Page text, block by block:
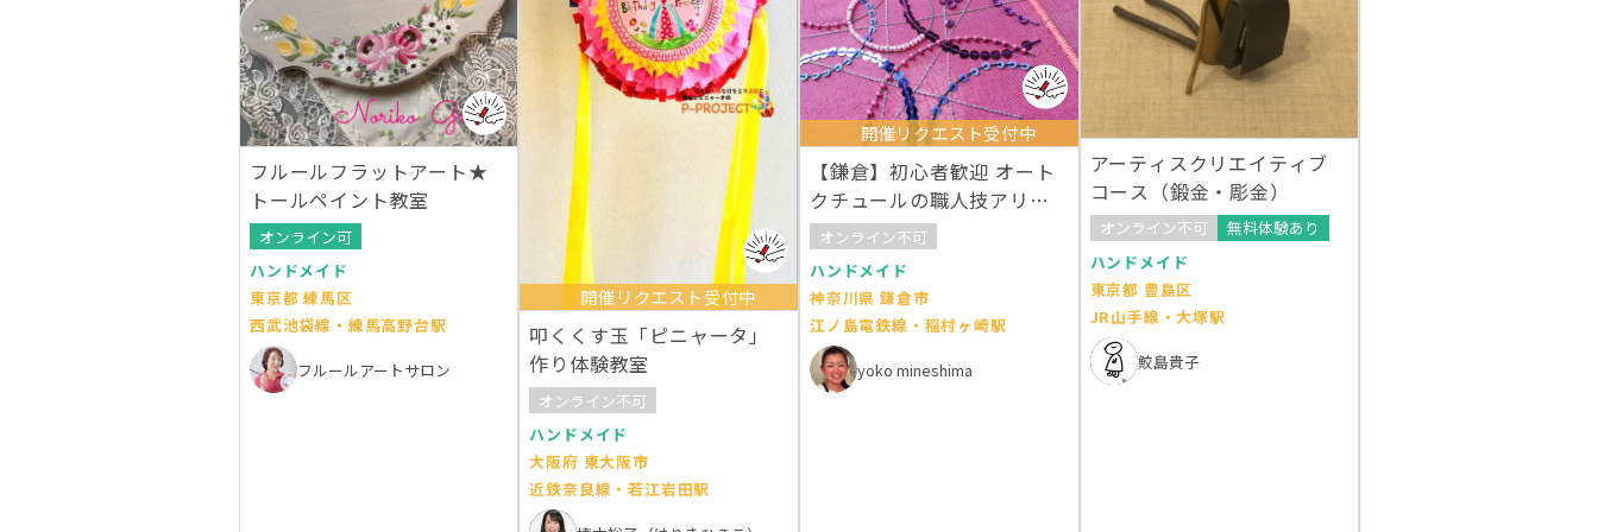
フルールフラットアート★
トールペイント教室
オンライン可
ハンドメイド
東京都 練馬区
西武池袋線・練馬高野台駅
フルールアートサロン
開催リクエスト受付中
叩くくす玉「ピニャータ」
作り体験教室
オンライン不可
ハンドメイド
大阪府 東大阪市
近鉄奈良線・若江岩田駅
開催リクエスト受付中
【鎌倉】初心者歓迎 オート
クチュールの職人技アリワ
ーク刺繍の世界
オンライン不可
ハンドメイド
神奈川県 鎌倉市
江ノ島電鉄線・稲村ヶ崎駅
yoko mineshima
アーティスクリエイティブ
コース（鍛金・彫金）
オンライン不可
無料体験あり
ハンドメイド
東京都 豊島区
JR山手線・大塚駅
鮫島貴子